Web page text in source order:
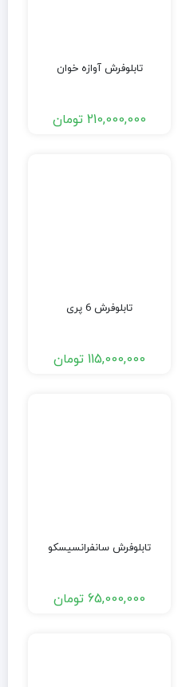
تابلوفرش آوازه خوان
210,000,000 تومان
تابلوفرش 6 پری
115,000,000 تومان
تابلوفرش سانفرانسیسکو
65,000,000 تومان